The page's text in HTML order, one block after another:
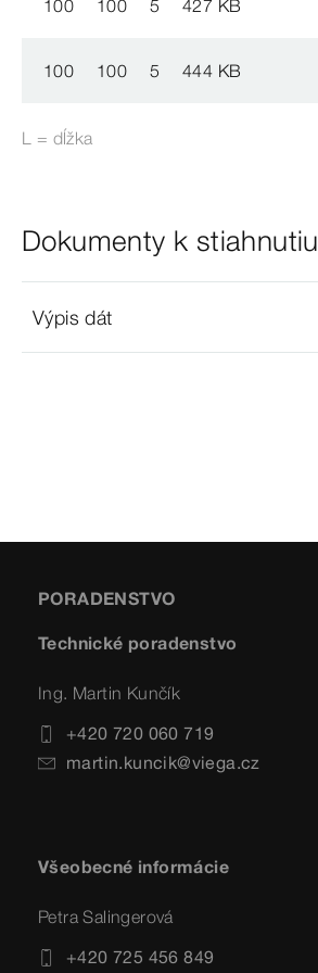
100 100 5 427 KB
100 100 5 444 KB
L = dĺžka
Dokumenty k stiahnutiu
Výpis dát
PORADENSTVO
Technické poradenstvo
Ing. Martin Kunčík
+420 720 060 719
martin.kuncik@viega.cz
Všeobecné informácie
Petra Salingerová
+420 725 456 849